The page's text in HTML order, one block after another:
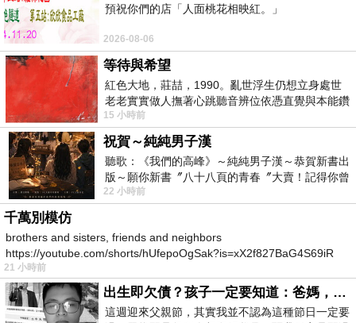
墳墓區
預祝你們的店「人面桃花相映紅。」
2026-08-06
等待與希望
紅色大地，莊喆，1990。亂世浮生仍想立身處世
老老實實做人撫著心跳聽音辨位依憑直覺與本能鑽
向裂隙的亮處探索另一個心聲另一個共鳴的
15 小時前
祝賀～純純男子漢
聽歌：《我們的高峰》～純純男子漢～恭賀新書出
版～願你新書〞八十八頁的青春〞大賣！記得你曾
經在我的版留言…「好讚的圖^^感覺大家
22 小時前
千萬別模仿
brothers and sisters, friends and neighbors
https://youtube.com/shorts/hUfepoOgSak?is=xX2f827BaG4S69iR
https
21 小時前
出生即欠債？孩子一定要知道：爸媽，其實我不欠你們
這週迎來父親節，其實我並不認為這種節日一定要